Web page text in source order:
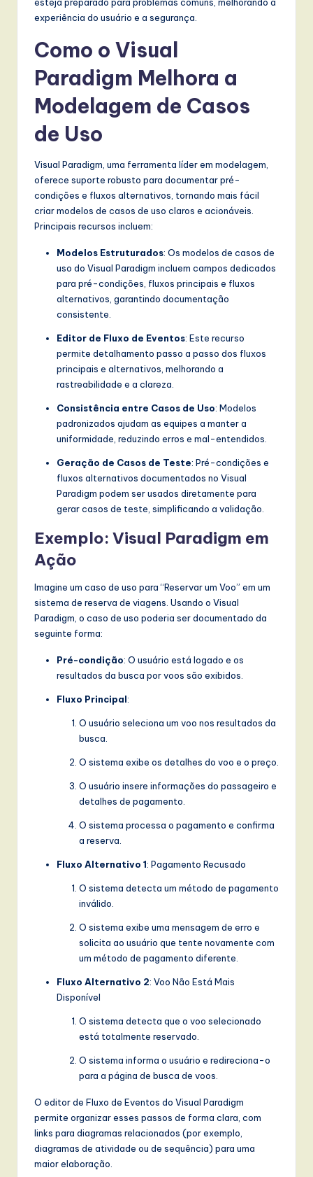
experiência do usuário e a segurança.
Como o Visual
Paradigm Melhora a
Modelagem de Casos
de Uso
Visual Paradigm, uma ferramenta líder em modelagem,
oferece suporte robusto para documentar pré-
condições e fluxos alternativos, tornando mais fácil
criar modelos de casos de uso claros e acionáveis.
Principais recursos incluem:
Modelos Estruturados: Os modelos de casos de
uso do Visual Paradigm incluem campos dedicados
para pré-condições, fluxos principais e fluxos
alternativos, garantindo documentação
consistente.
Editor de Fluxo de Eventos: Este recurso
permite detalhamento passo a passo dos fluxos
principais e alternativos, melhorando a
rastreabilidade e a clareza.
Consistência entre Casos de Uso: Modelos
padronizados ajudam as equipes a manter a
uniformidade, reduzindo erros e mal-entendidos.
Geração de Casos de Teste: Pré-condições e
fluxos alternativos documentados no Visual
Paradigm podem ser usados diretamente para
gerar casos de teste, simplificando a validação.
Exemplo: Visual Paradigm em
Ação
Imagine um caso de uso para “Reservar um Voo” em um
sistema de reserva de viagens. Usando o Visual
Paradigm, o caso de uso poderia ser documentado da
seguinte forma:
Pré-condição: O usuário está logado e os
resultados da busca por voos são exibidos.
Fluxo Principal:
O usuário seleciona um voo nos resultados da
busca.
O sistema exibe os detalhes do voo e o preço.
O usuário insere informações do passageiro e
detalhes de pagamento.
O sistema processa o pagamento e confirma
a reserva.
Fluxo Alternativo 1: Pagamento Recusado
O sistema detecta um método de pagamento
inválido.
O sistema exibe uma mensagem de erro e
solicita ao usuário que tente novamente com
um método de pagamento diferente.
Fluxo Alternativo 2: Voo Não Está Mais
Disponível
O sistema detecta que o voo selecionado
está totalmente reservado.
O sistema informa o usuário e redireciona-o
para a página de busca de voos.
O editor de Fluxo de Eventos do Visual Paradigm
permite organizar esses passos de forma clara, com
links para diagramas relacionados (por exemplo,
diagramas de atividade ou de sequência) para uma
maior elaboração.